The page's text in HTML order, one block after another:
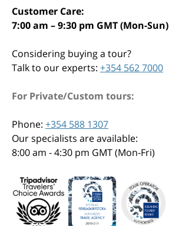
Customer Care:
7:00 am – 9:30 pm GMT (Mon-Sun)
Considering buying a tour?
Talk to our experts: +354 562 7000
For Private/Custom tours:
Phone: +354 588 1307
Our specialists are available:
8:00 am - 4:30 pm GMT (Mon-Fri)